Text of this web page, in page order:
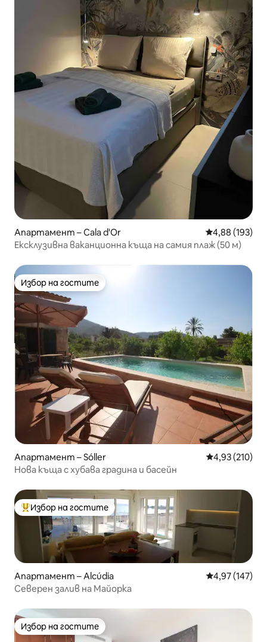
Апартамент – Cala d'Or Средна
4,88 (193)
Ексклузивна ваканционна къща на самия плаж (50 м)
Избор на гостите
Избор на гостите
Апартамент – Sóller Средна
4,93 (210)
Нова къща с хубава градина и басейн
Най-популярен избор на гостите
Избор на гостите
Апартамент – Alcúdia Средна
4,97 (147)
Северен залив на Майорка
Избор на гостите
Избор на гостите